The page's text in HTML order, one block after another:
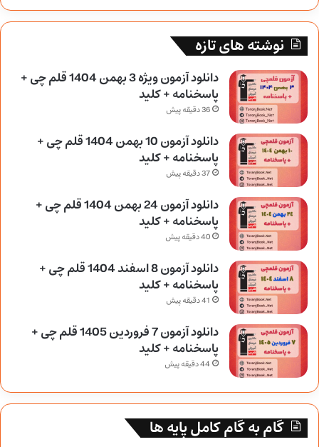
نوشته های تازه
دانلود آزمون ویژه 3 بهمن 1404 قلم چی +
پاسخنامه + کلید
36 دقیقه پیش
دانلود آزمون 10 بهمن 1404 قلم چی +
پاسخنامه + کلید
37 دقیقه پیش
دانلود آزمون 24 بهمن 1404 قلم چی +
پاسخنامه + کلید
40 دقیقه پیش
دانلود آزمون 8 اسفند 1404 قلم چی +
پاسخنامه + کلید
41 دقیقه پیش
دانلود آزمون 7 فروردین 1405 قلم چی +
پاسخنامه + کلید
44 دقیقه پیش
گام به گام کامل پایه ها